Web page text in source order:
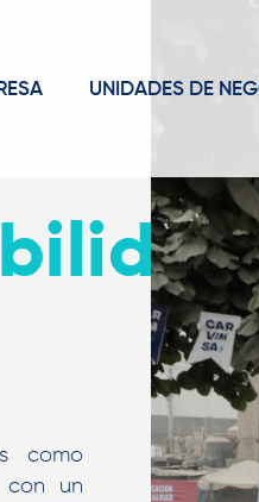
UNIDADES DE
como
un